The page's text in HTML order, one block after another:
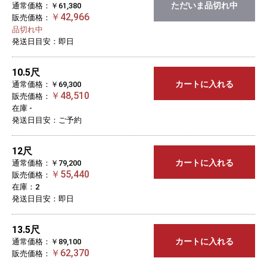
通常価格：￥61,380
販売価格： ￥42,966
品切れ中
発送日目安：即日
ただいま品切れ中
10.5尺
通常価格：￥69,300
販売価格： ￥48,510
在庫 -
発送日目安：ご予約
カートに入れる
12尺
通常価格：￥79,200
販売価格： ￥55,440
在庫：2
発送日目安：即日
カートに入れる
13.5尺
通常価格：￥89,100
販売価格： ￥62,370
カートに入れる